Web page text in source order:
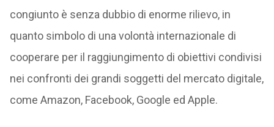
congiunto è senza dubbio di enorme rilievo, in
quanto simbolo di una volontà internazionale di
cooperare per il raggiungimento di obiettivi condivisi
nei confronti dei grandi soggetti del mercato digitale,
come Amazon, Facebook, Google ed Apple.